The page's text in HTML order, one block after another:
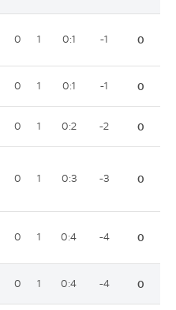
0 1 0:1 -1 0
0 1 0:1 -1 0
0 1 0:2 -2 0
0 1 0:3 -3 0
0 1 0:4 -4 0
0 1 0:4 -4 0